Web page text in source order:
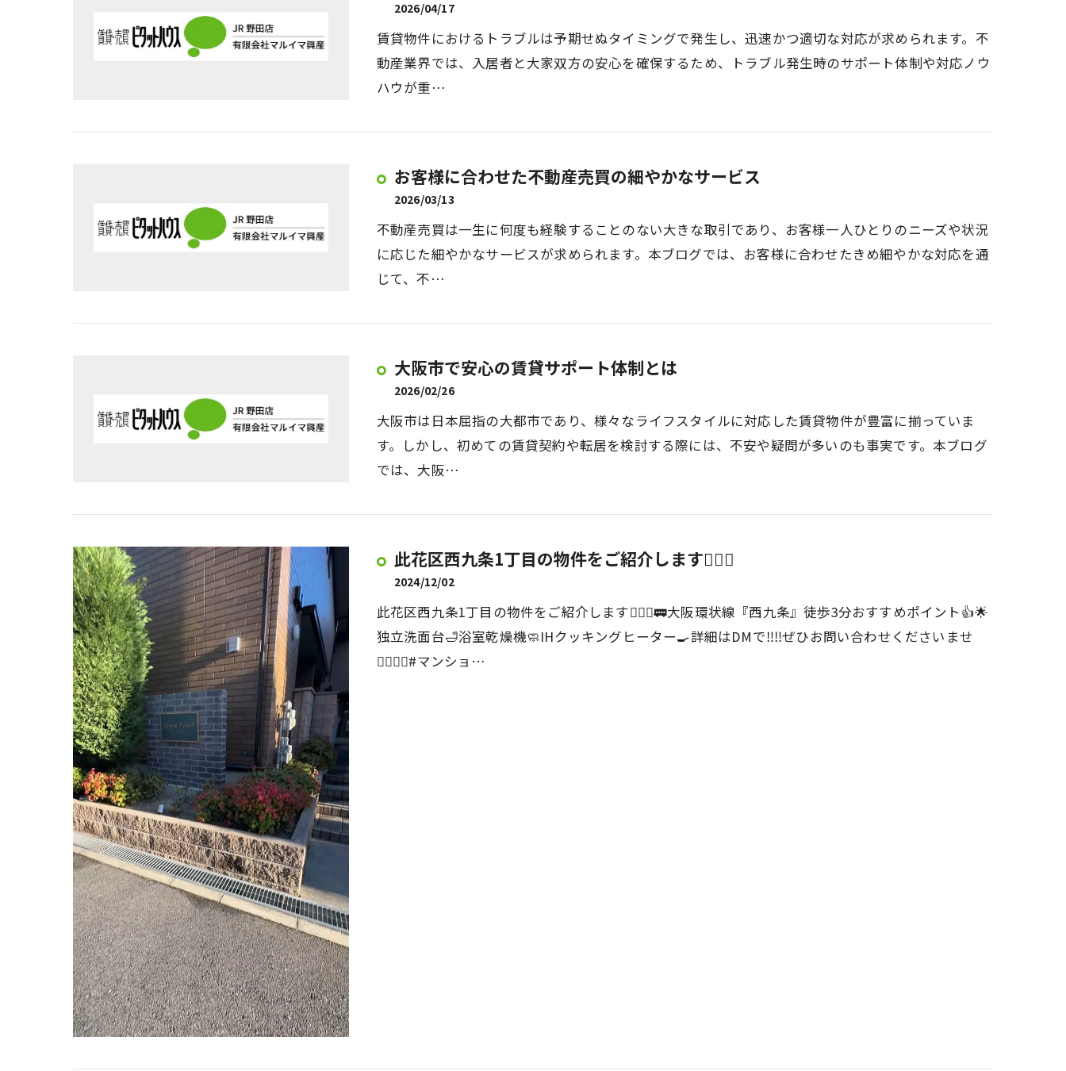
2026/04/17
賃貸物件におけるトラブルは予期せぬタイミングで発生し、迅速かつ適切な対応が求められます。不
動産業界では、入居者と大家双方の安心を確保するため、トラブル発生時のサポート体制や対応ノウ
ハウが重…
お客様に合わせた不動産売買の細やかなサービス
2026/03/13
不動産売買は一生に何度も経験することのない大きな取引であり、お客様一人ひとりのニーズや状況
に応じた細やかなサービスが求められます。本ブログでは、お客様に合わせたきめ細やかな対応を通
じて、不…
大阪市で安心の賃貸サポート体制とは
2026/02/26
大阪市は日本屈指の大都市であり、様々なライフスタイルに対応した賃貸物件が豊富に揃っていま
す。しかし、初めての賃貸契約や転居を検討する際には、不安や疑問が多いのも事実です。本ブログ
では、大阪…
此花区西九条1丁目の物件をご紹介します💁‍♀️✨
2024/12/02
此花区西九条1丁目の物件をご紹介します💁‍♀️✨🚃大阪環状線『西九条』徒歩3分おすすめポイント👍🌟
独立洗面台🛁浴室乾燥機🧼IHクッキングヒーター🍳詳細はDMで‼️‼️ぜひお問い合わせくださいませ
💁‍♀️✨✨#マンショ…